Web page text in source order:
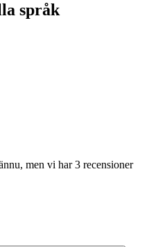
språk
men vi har 3 recensioner